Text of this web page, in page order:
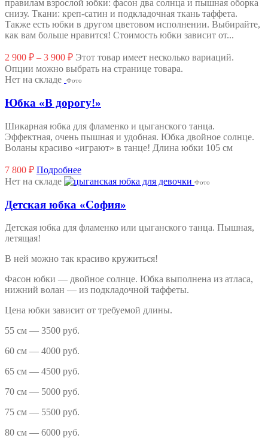
правилам взрослой юбки: фасон два солнца и пышная оборка
снизу. Ткани: креп-сатин и подкладочная ткань таффета.
Также есть юбки в другом цветовом исполнении. Выбирайте,
как вам больше нравится! Стоимость юбки зависит от...
2 900 ₽ – 3 900 ₽ Этот товар имеет несколько вариаций.
Опции можно выбрать на странице товара.
Нет на складе
Фото
Юбка «В дорогу!»
Шикарная юбка для фламенко и цыганского танца.
Эффектная, очень пышная и удобная. Юбка двойное солнце.
Воланы красиво «играют» в танце! Длина юбки 105 см
7 800 ₽ Подробнее
Нет на складе
Фото
Детская юбка «София»
Детская юбка для фламенко или цыганского танца. Пышная,
летящая!
В ней можно так красиво кружиться!
Фасон юбки — двойное солнце. Юбка выполнена из атласа,
нижний волан — из подкладочной таффеты.
Цена юбки зависит от требуемой длины.
55 см — 3500 руб.
60 см — 4000 руб.
65 см — 4500 руб.
70 см — 5000 руб.
75 см — 5500 руб.
80 см — 6000 руб.